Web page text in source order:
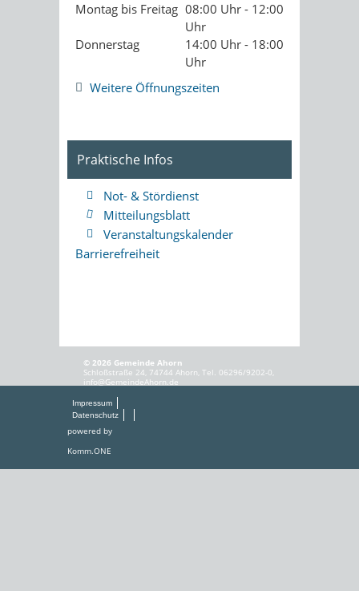
Montag bis Freitag 08:00 Uhr - 12:00
Uhr
Donnerstag
14:00 Uhr - 18:00
Uhr
Weitere Öffnungszeiten
Praktische Infos
Not- & Stördienst
Mitteilungsblatt
Veranstaltungskalender
Barrierefreiheit
© 2026 Gemeinde Ahorn
Schloßstraße 24, 74744 Ahorn, Tel. 06296/9202-0,
info@GemeindeAhorn.de
Impressum
Datenschutz
powered by
Komm.ONE